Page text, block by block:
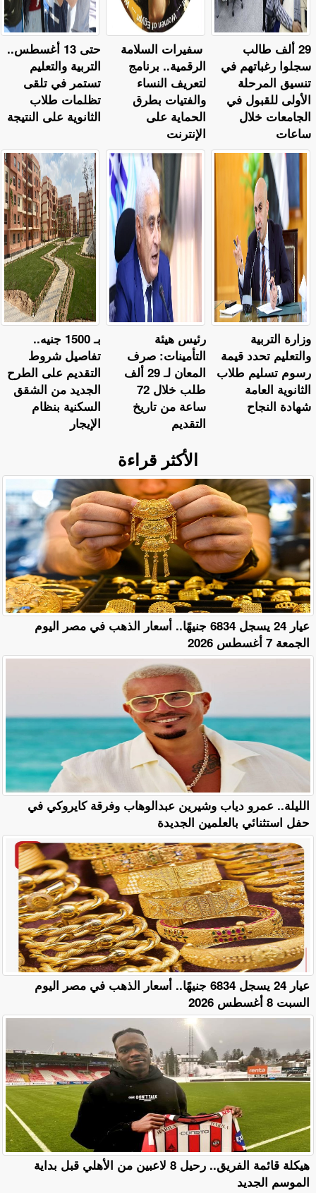
حتى 13 أغسطس..
التربية والتعليم
تستمر في تلقى
تظلمات طلاب
الثانوية على النتيجة
سفيرات السلامة
الرقمية.. برنامج
لتعريف النساء
والفتيات بطرق
الحماية على
الإنترنت
29 ألف طالب
سجلوا رغباتهم في
تنسيق المرحلة
الأولى للقبول في
الجامعات خلال
ساعات
بـ 1500 جنيه..
تفاصيل شروط
التقديم على الطرح
الجديد من الشقق
السكنية بنظام
الإيجار
رئيس هيئة
التأمينات: صرف
المعان لـ 29 ألف
طلب خلال 72
ساعة من تاريخ
التقديم
وزارة التربية
والتعليم تحدد قيمة
رسوم تسليم طلاب
الثانوية العامة
شهادة النجاح
الأكثر قراءة
عيار 24 يسجل 6834 جنيهًا.. أسعار الذهب في مصر اليوم
الجمعة 7 أغسطس 2026
الليلة.. عمرو دياب وشيرين عبدالوهاب وفرقة كايروكي في
حفل استثنائي بالعلمين الجديدة
عيار 24 يسجل 6834 جنيهًا.. أسعار الذهب في مصر اليوم
السبت 8 أغسطس 2026
هيكلة قائمة الفريق.. رحيل 8 لاعبين من الأهلي قبل بداية
الموسم الجديد